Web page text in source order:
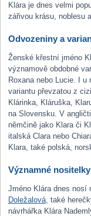
Klára je dnes velmi
zářivou krásu, noblesu
Odvozeniny a
Ženské křestní jméno
významově obdobné
Roxana nebo Lucie. I
variantu převzatou z
Klárinka, Kláruška,
na Slovensku. V
němčině jako Klara či
italská Clara nebo
Klara, také polská,
Významné nositelky
Jméno Klára dnes nosí
Doležalová, také
návrhářka Klára